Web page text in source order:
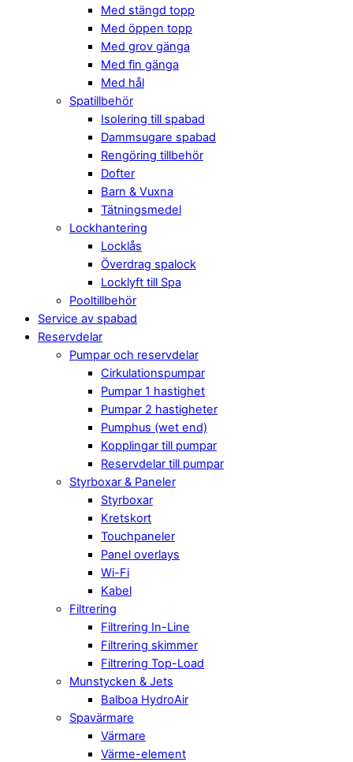
Med stängd topp
Med öppen topp
Med grov gänga
Med fin gänga
Med hål
Spatillbehör
Isolering till spabad
Dammsugare spabad
Rengöring tillbehör
Dofter
Barn & Vuxna
Tätningsmedel
Lockhantering
Locklås
Överdrag spalock
Locklyft till Spa
Pooltillbehör
Service av spabad
Reservdelar
Pumpar och reservdelar
Cirkulationspumpar
Pumpar 1 hastighet
Pumpar 2 hastigheter
Pumphus (wet end)
Kopplingar till pumpar
Reservdelar till pumpar
Styrboxar & Paneler
Styrboxar
Kretskort
Touchpaneler
Panel overlays
Wi-Fi
Kabel
Filtrering
Filtrering In-Line
Filtrering skimmer
Filtrering Top-Load
Munstycken & Jets
Balboa HydroAir
Spavärmare
Värmare
Värme-element